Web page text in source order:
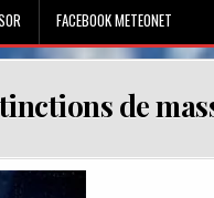
FACEBOOK METEONET
de